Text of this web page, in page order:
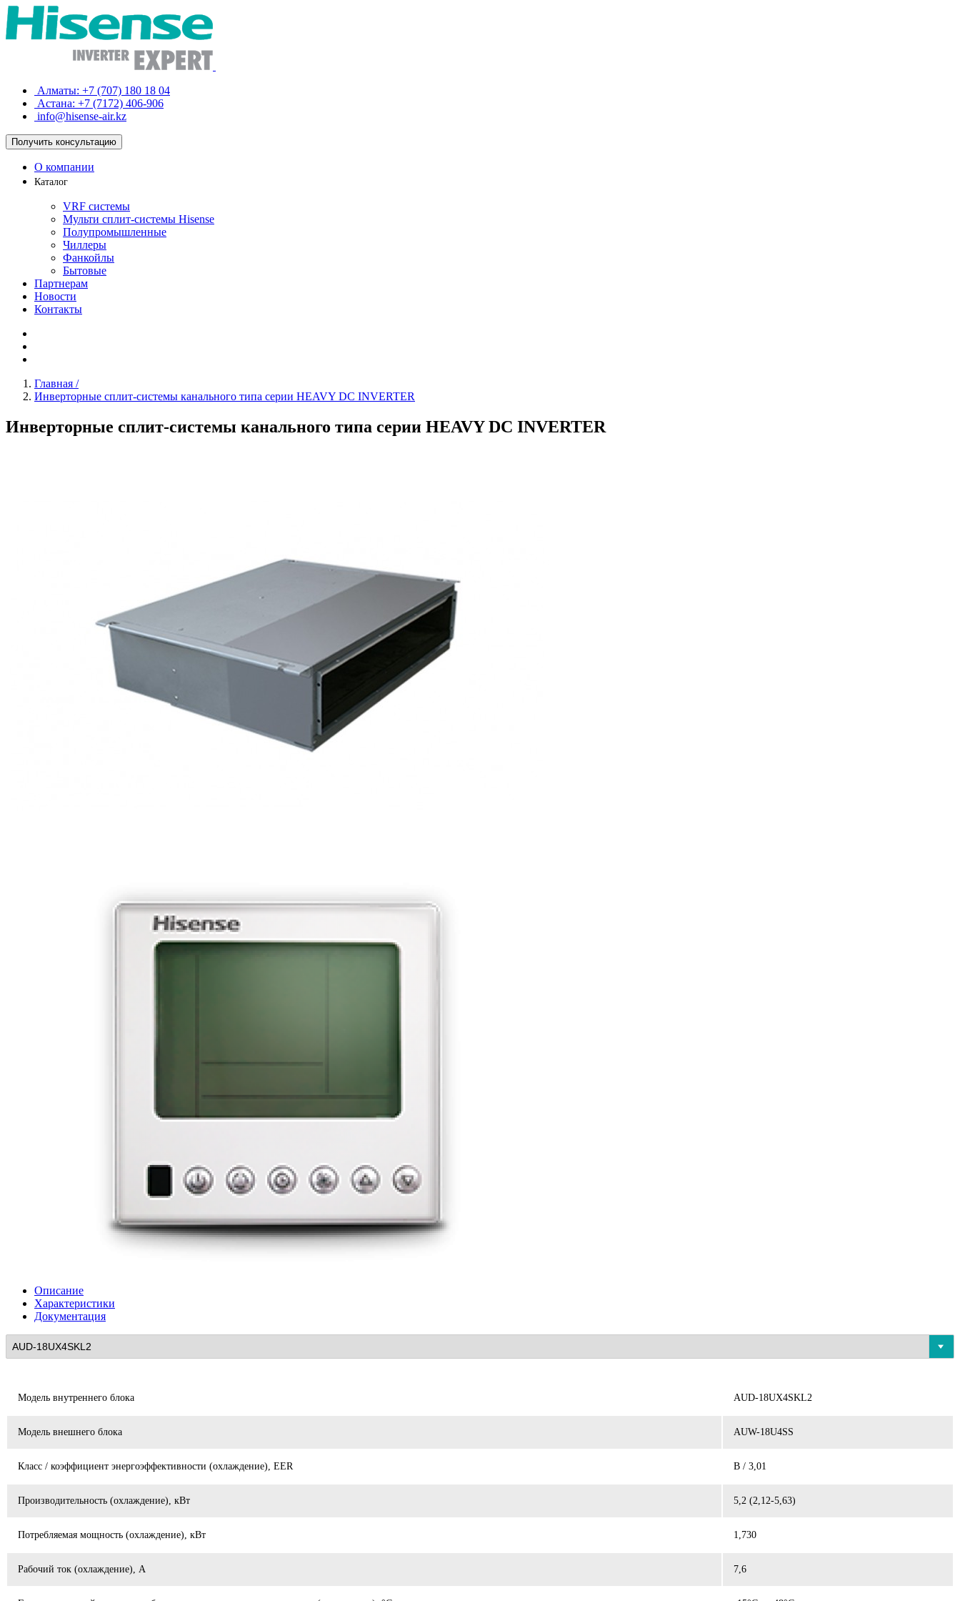
Алматы: +7 (707) 180 18 04
Астана: +7 (7172) 406-906
info@hisense-air.kz
Получить консультацию
О компании
Каталог
VRF системы
Мульти сплит-системы Hisense
Полупромышленные
Чиллеры
Фанкойлы
Бытовые
Партнерам
Новости
Контакты
Главная /
Инверторные сплит-системы канального типа серии HEAVY DC INVERTER
Инверторные сплит-системы канального типа серии HEAVY DC INVERTER
Описание
Характеристики
Документация
Модель внутреннего блока AUD-18UX4SKL2
Модель внешнего блока AUW-18U4SS
Класс / коэффициент энергоэффективности (охлаждение), EER B / 3,01
Производительность (охлаждение), кВт 5,2 (2,12-5,63)
Потребляемая мощность (охлаждение), кВт 1,730
Рабочий ток (охлаждение), А 7,6